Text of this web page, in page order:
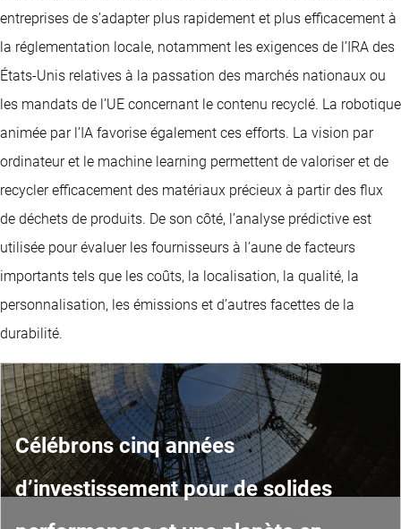
entreprises de s’adapter plus rapidement et plus efficacement à
la réglementation locale, notamment les exigences de l’IRA des
États-Unis relatives à la passation des marchés nationaux ou
les mandats de l’UE concernant le contenu recyclé. La robotique
animée par l’IA favorise également ces efforts. La vision par
ordinateur et le machine learning permettent de valoriser et de
recycler efficacement des matériaux précieux à partir des flux
de déchets de produits. De son côté, l’analyse prédictive est
utilisée pour évaluer les fournisseurs à l’aune de facteurs
importants tels que les coûts, la localisation, la qualité, la
personnalisation, les émissions et d’autres facettes de la
durabilité.
Célébrons cinq années
d’investissement pour de solides